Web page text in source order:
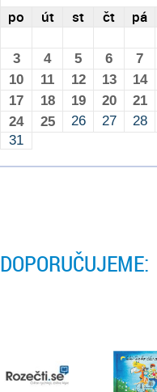
po út st čt pá
3
4 5 6 7
10
11 12 13 14
17
18 19 20 21
24
25 26 27 28
31
DOPORUČUJEME: